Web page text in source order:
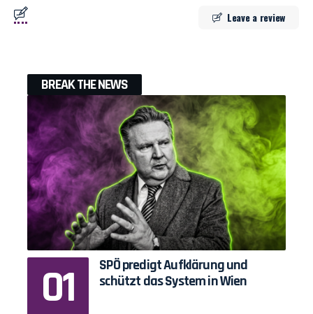
Leave a review
BREAK THE NEWS
SPÖ predigt Aufklärung und
schützt das System in Wien